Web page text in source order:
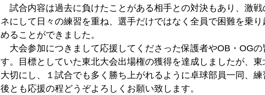
試合内容は過去に負けたことがある相手との対決もあり、激
ネにして日々の練習を重ね、選手だけではなく全員で困難を乗
めることができました。
大会参加につきまして応援してくださった保護者やOB・OGの
す。目標としていた東北大会出場権の獲得を達成しましたが、
大切にし、１試合でも多く勝ち上がれるように卓球部員一同、
後とも応援の程どうぞよろしくお願い致します。